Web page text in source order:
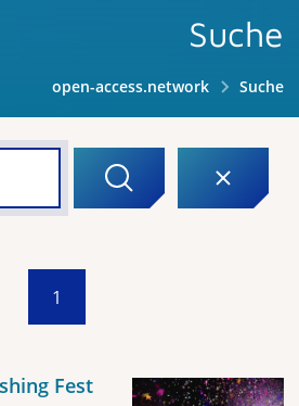
Suche
open-access.network Suche
1
Fest